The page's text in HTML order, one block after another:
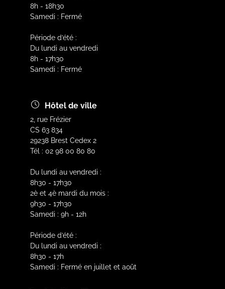
8h - 18h30
Samedi : Fermé
Période d’été :
Du lundi au vendredi
8h - 17h30
Samedi : Fermé
Hôtel de ville
2, rue Frézier
CS 63 834
29238 Brest Cedex 2
Tél : 02 98 00 80 80
Du lundi au vendredi :
8h30 - 17h30
2è et 4è mardi du mois :
9h30 - 17h30
Samedi : 9h - 12h
Période d’été :
Du lundi au vendredi :
8h30 - 17h
Samedi : Fermé en juillet et août